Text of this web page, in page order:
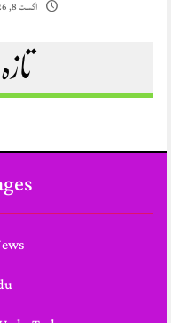
اگست 8, 2026